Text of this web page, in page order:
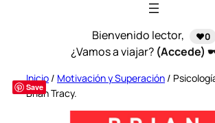
Bienvenido lector, ❤️0
¿Vamos a viajar? (Accede)
Save
Inicio / Motivación y Superación /
Brian Tracy.